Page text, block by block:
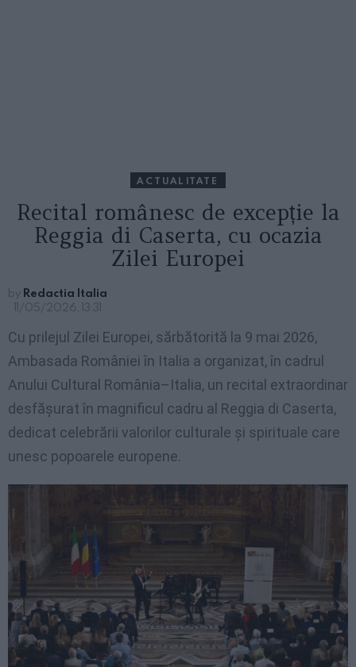
ACTUALITATE
Recital românesc de excepție la
Reggia di Caserta, cu ocazia
Zilei Europei
by Redactia Italia
11/05/2026, 13:31
Cu prilejul Zilei Europei, sărbătorită la 9 mai 2026,
Ambasada României în Italia a organizat, în cadrul
Anului Cultural România–Italia, un recital extraordinar
desfășurat în magnificul cadru al Reggia di Caserta,
dedicat celebrării valorilor culturale și spirituale care
unesc popoarele europene.